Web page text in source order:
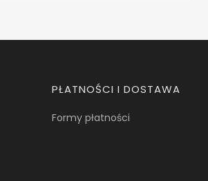
PŁATNOŚCI I DOSTAWA
Formy płatności